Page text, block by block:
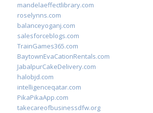
mandelaeffectlibrary.com
roselynns.com
balanceyoganj.com
salesforceblogs.com
TrainGames365.com
BaytownEvaCationRentals.com
JabalpurCakeDelivery.com
halobjd.com
intelligenceqatar.com
PikaPikaApp.com
takecareofbusinessdfw.org